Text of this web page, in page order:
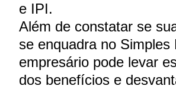
e IPI.
Além de constatar se
se enquadra no Simples
empresário pode levar
dos benefícios e